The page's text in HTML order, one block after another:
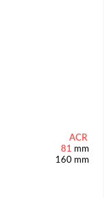
ACR
81
mm
160 mm